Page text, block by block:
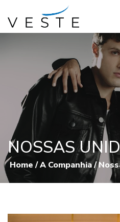
NOSSAS
Home/A Companhia/